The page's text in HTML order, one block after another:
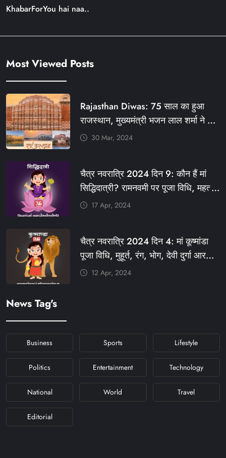
KhabarForYou hai naa..
Most Viewed Posts
Rajasthan Diwas: 75 साल का हुआ
राजस्थान, मुख्यमंत्री भजन लाल शर्मा ने दी
बधाई, आज फ्री रहेंगी ये सेवाएं
#KHABARFORYOU #KFYNEWS
#KFYSOCIAL
30 Mar, 2024
चैत्र नवरात्रि 2024 दिन 9: कौन हैं मां
सिद्धिदात्री? रामनवमी पर पूजा विधि, महत्व,
रंग, प्रसाद #KFY #KFYNEWS
#NAVRATRIDAY
17 Apr, 2024
चैत्र नवरात्रि 2024 दिन 4: मां कूष्मांडा
पूजा विधि, मुहूर्त, रंग, भोग, देवी दुर्गा आरती
और मंत्र #KFY #KFYNEWS
12 Apr, 2024
News Tag's
Business Sports Lifestyle
Politics Entertainment Technology
National World Travel
Editorial